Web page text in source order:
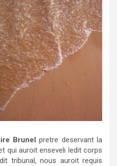
Brunel pretre deservant la
qui auroit enseveli ledit corps
tribunal, nous auroit requis